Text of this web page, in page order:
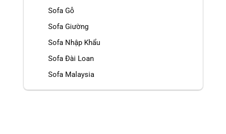
Sofa Gỗ
Sofa Giường
Sofa Nhập Khẩu
Sofa Đài Loan
Sofa Malaysia